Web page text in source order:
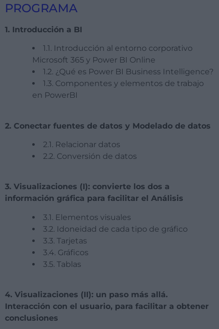
PROGRAMA
1. Introducción a BI
1.1. Introducción al entorno corporativo
Microsoft 365 y Power BI Online
1.2. ¿Qué es Power BI Business Intelligence?
1.3. Componentes y elementos de trabajo
en PowerBI
2. Conectar fuentes de datos y Modelado de datos
2.1. Relacionar datos
2.2. Conversión de datos
3. Visualizaciones (I): convierte los dos a
información gráfica para facilitar el Análisis
3.1. Elementos visuales
3.2. Idoneidad de cada tipo de gráfico
3.3. Tarjetas
3.4. Gráficos
3.5. Tablas
4. Visualizaciones (II): un paso más allá.
Interacción con el usuario, para facilitar a obtener
conclusiones